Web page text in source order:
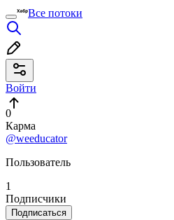
Все потоки
Войти
0
Карма
@weeducator
Пользователь
1
Подписчики
Подписаться